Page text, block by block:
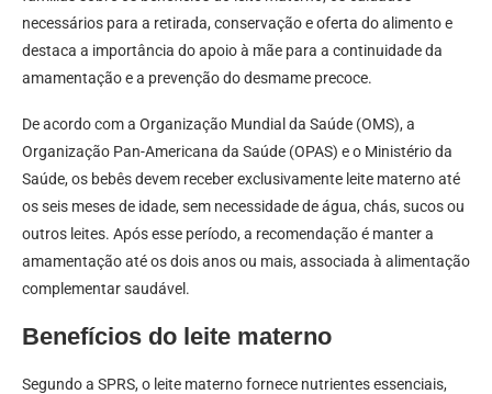
necessários para a retirada, conservação e oferta do alimento e
destaca a importância do apoio à mãe para a continuidade da
amamentação e a prevenção do desmame precoce.
De acordo com a Organização Mundial da Saúde (OMS), a
Organização Pan-Americana da Saúde (OPAS) e o Ministério da
Saúde, os bebês devem receber exclusivamente leite materno até
os seis meses de idade, sem necessidade de água, chás, sucos ou
outros leites. Após esse período, a recomendação é manter a
amamentação até os dois anos ou mais, associada à alimentação
complementar saudável.
Benefícios do leite materno
Segundo a SPRS, o leite materno fornece nutrientes essenciais,